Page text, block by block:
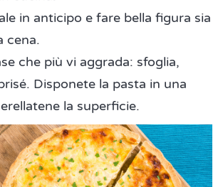
in anticipo e fare bella figura sia
cena.
che più vi aggrada: sfoglia,
Disponete la pasta in una
la superficie.